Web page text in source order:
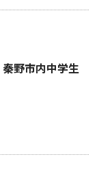
野市内中学生